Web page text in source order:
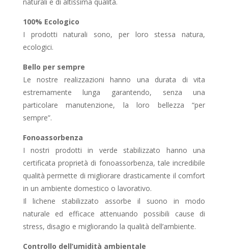
100% Ecologico
I prodotti naturali sono, per loro stessa natura,
ecologici.
Bello per sempre
Le nostre realizzazioni hanno una durata di vita
estremamente lunga garantendo, senza una
particolare manutenzione, la loro bellezza “per
sempre”.
Fonoassorbenza
I nostri prodotti in verde stabilizzato hanno una
certificata proprietà di fonoassorbenza, tale incredibile
qualità permette di migliorare drasticamente il comfort
in un ambiente domestico o lavorativo.
Il lichene stabilizzato assorbe il suono in modo
naturale ed efficace attenuando possibili cause di
stress, disagio e migliorando la qualità dell’ambiente.
Controllo dell’umidità ambientale